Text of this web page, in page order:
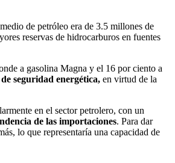
de petróleo era de 3.5 millones de
reservas de hidrocarburos en fuentes
a gasolina Magna y el 16 por ciento a
seguridad energética, en virtud de la
en el sector petrolero, con un
de las importaciones. Para dar
lo que representaría una capacidad de